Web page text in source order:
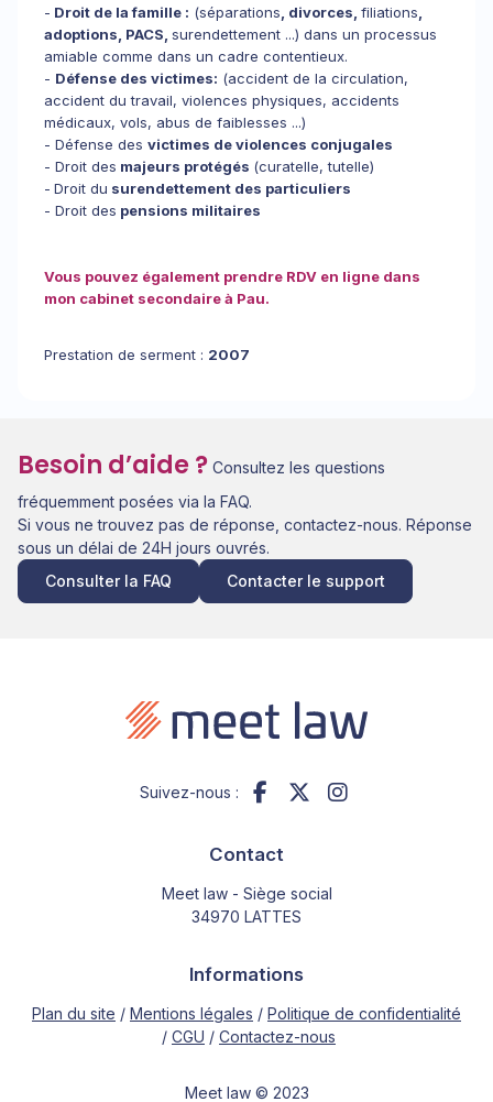
- Droit de la famille : (séparations , divorces, filiations
adoptions, PACS, surendettement ...) dans un processus
amiable comme dans un cadre contentieux.
- Défense des victimes: (accident de la circulation,
accident du travail, violences physiques, accidents
médicaux, vols, abus de faiblesses ...)
- Défense des victimes de violences conjugales
- Droit des majeurs protégés (curatelle, tutelle)
- Droit du surendettement des particuliers
- Droit des pensions militaires
Vous pouvez également prendre RDV en ligne dans
mon cabinet secondaire à Pau.
Prestation de serment : 2007
Besoin d’aide ? Consultez les questions
fréquemment posées via la FAQ.
Si vous ne trouvez pas de réponse, contactez-nous. Réponse
sous un délai de 24H jours ouvrés.
Consulter la FAQ
Contacter le support
Suivez-nous :
Contact
Meet law - Siège social
34970 LATTES
Informations
Plan du site Mentions légales
Politique de confidentialité
CGU
Contactez-nous
Meet law © 2023